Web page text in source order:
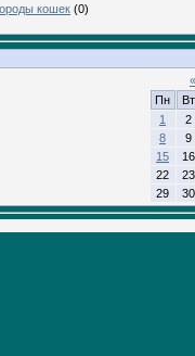
кошек (0)
«
Пн
Вт
1
2
8
9
15
16
22
23
29
30